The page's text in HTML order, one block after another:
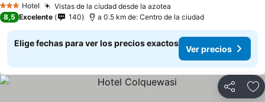
3 Estrellas
Hotel Vistas de la ciudad desde la azotea
8,5 Excelente 140 a 0.5 km de: Centro de la ciudad
Elige fechas para ver los precios exactos
Ver precios
Compartir